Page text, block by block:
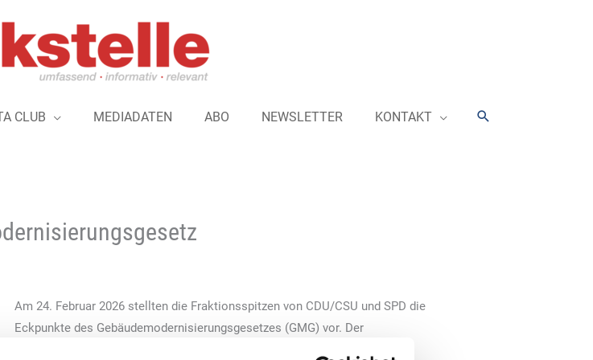
CLUB MEDIADATEN ABO NEWSLETTER KONTAKT Suchen
Am 24. Februar 2026 stellten die Fraktionsspitzen von CDU/CSU und SPD die
Eckpunkte des Gebäudemodernisierungsgesetzes (GMG) vor. Der